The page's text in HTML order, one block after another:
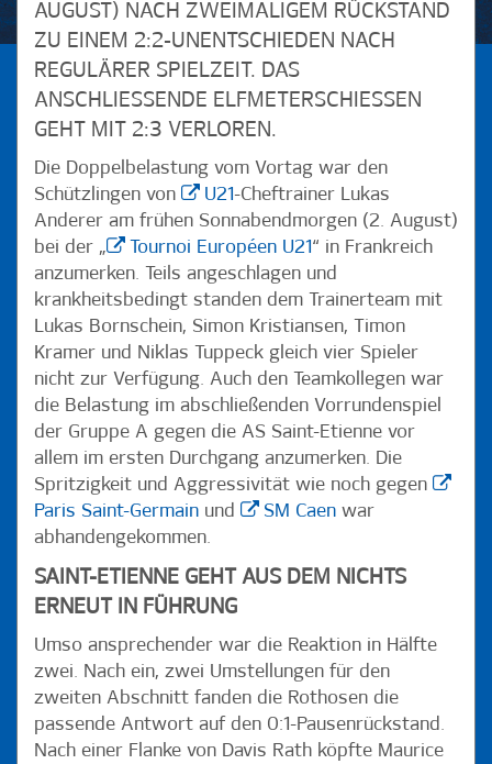
AUGUST) NACH ZWEIMALIGEM RÜCKSTAND
ZU EINEM 2:2-UNENTSCHIEDEN NACH
REGULÄRER SPIELZEIT. DAS
ANSCHLIESSENDE ELFMETERSCHIESSEN GE
HT MIT 2:3 VERLOREN.
Die Doppelbelastung vom Vortag war den
Schützlingen von
U21-Cheftrainer Lukas
Anderer am frühen Sonnabendmorgen (2. August)
bei der „
Tournoi Européen U21“ in Frankreich
anzumerken. Teils angeschlagen und
krankheitsbedingt standen dem Trainerteam mit
Lukas Bornschein, Simon Kristiansen, Timon
Kramer und Niklas Tuppeck gleich vier Spieler
nicht zur Verfügung. Auch den Teamkollegen war
die Belastung im abschließenden Vorrundenspiel
der Gruppe A gegen die AS Saint-Etienne vor
allem im ersten Durchgang anzumerken. Die
Spritzigkeit und Aggressivität wie noch gegen
Paris Saint-Germain und SM Caen war
abhandengekommen.
SAINT-ETIENNE GEHT AUS DEM NICHTS
ERNEUT IN FÜHRUNG
Umso ansprechender war die Reaktion in Hälfte
zwei. Nach ein, zwei Umstellungen für den
zweiten Abschnitt fanden die Rothosen die
passende Antwort auf den 0:1-Pausenrückstand.
Nach einer Flanke von Davis Rath köpfte Maurice